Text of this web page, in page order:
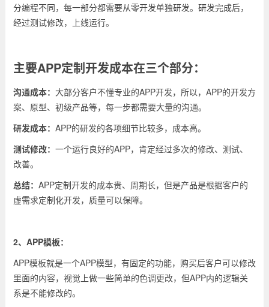
分编程不同，每一部分都需要从零开发单独研发。研发完成后，
经过测试修改，上线运行。
主要APP定制开发成本在三个部分：
沟通成本： 大部分客户不懂专业的APP开发，所以，APP的开发方
案、原型、初级产品等，每一步都需要大量的沟通。
研发成本： APP的研发的各项细节比较多，成本高。
测试修改： 一个运行良好的APP，肯定经过多次的修改、测试、
改善。
总结： APP定制开发的成本贵、周期长，但是产品是根据客户的
虚需求定制化开发，质量可以保障。
2、APP模板：
APP模板就是一个APP模型，有固定的功能，购买后客户可以修改
里面的内容，视觉上做一些简单的色调更改，但APP内的逻辑关
系是不能修改的。